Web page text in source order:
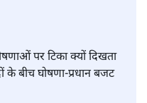
पर टिका क्यों दिखता
बीच घोषणा-प्रधान बजट